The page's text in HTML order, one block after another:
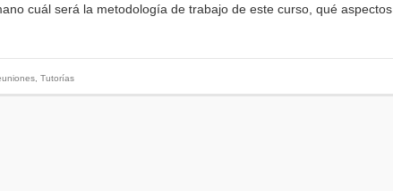
cuál será la metodología de trabajo de este curso, qué aspectos
Tutorías